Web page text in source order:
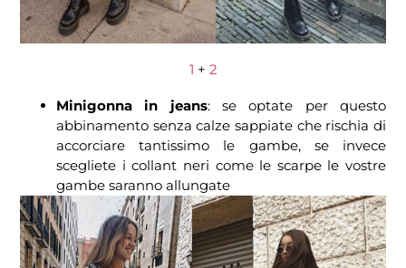
1 + 2
Minigonna in jeans: se optate per questo
abbinamento senza calze sappiate che rischia di
accorciare tantissimo le gambe, se invece
scegliete i collant neri come le scarpe le vostre
gambe saranno allungate